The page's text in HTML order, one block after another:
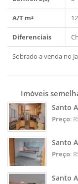
A/T m²
Diferenciais
Sobrado a venda no
Imóveis
Santo
Preço:
Santo
Preço:
Santo